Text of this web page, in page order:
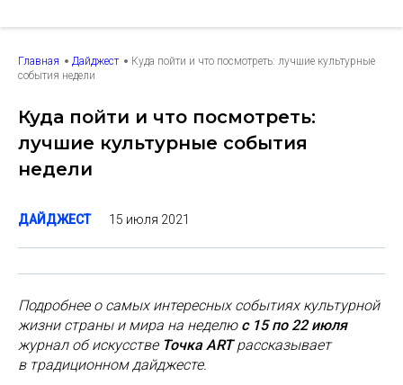
Главная Дайджест
Куда пойти и что посмотреть: лучшие культурные
события недели
Куда пойти и что посмотреть:
лучшие культурные события
недели
ДАЙДЖЕСТ 15 июля 2021
Подробнее о самых интересных событиях культурной
жизни страны и мира на неделю с 15 по 22 июля
журнал об искусстве Точка ARTрассказывает
в традиционном дайджесте.